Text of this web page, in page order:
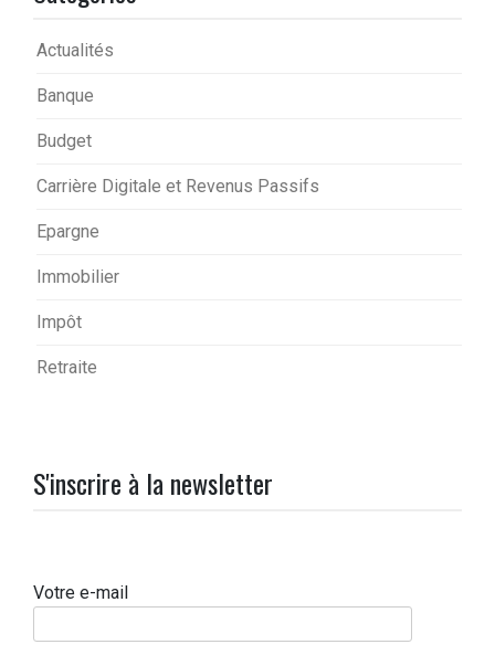
Actualités
Banque
Budget
Carrière Digitale et Revenus Passifs
Epargne
Immobilier
Impôt
Retraite
S'inscrire à la newsletter
Votre e-mail